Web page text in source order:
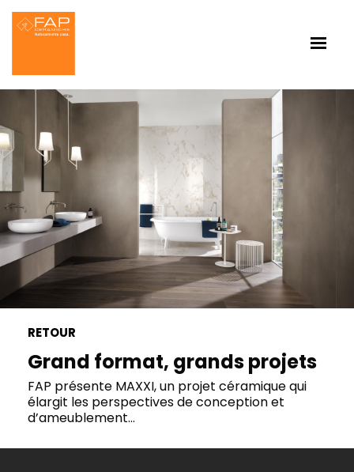
RETOUR
Grand format, grands projets
FAP présente MAXXI, un projet céramique qui
élargit les perspectives de conception et
d’ameublement...